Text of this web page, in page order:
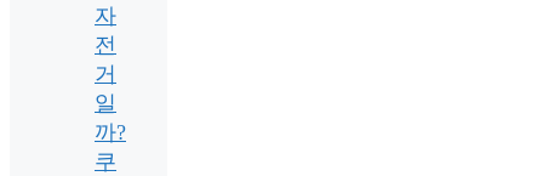
자
전
거
일
까?
쿠